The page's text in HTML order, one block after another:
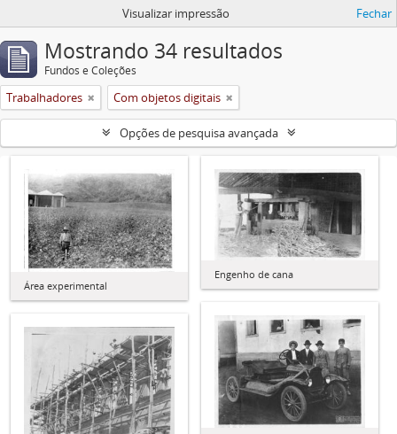
Visualizar impressão Fechar
Mostrando 34 resultados
Fundos e Coleções
Trabalhadores Com objetos digitais
Opções de pesquisa avançada
Área experimental
Engenho de cana